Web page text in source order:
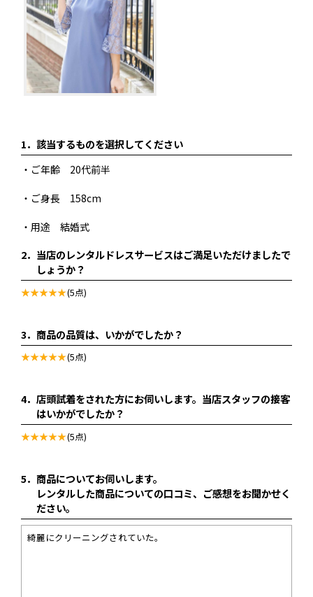
1． 該当するものを選択してください
・ご年齢 20代前半
・ご身長 158cm
・用途 結婚式
2． 当店のレンタルドレスサービスはご満足いただけましたで
しょうか？
(5点)
3． 商品の品質は、いかがでしたか？
(5点)
4． 店頭試着をされた方にお伺いします。当店スタッフの接客
はいかがでしたか？
(5点)
5． 商品についてお伺いします。
レンタルした商品についての口コミ、ご感想をお聞かせく
ださい。
綺麗にクリーニングされていた。